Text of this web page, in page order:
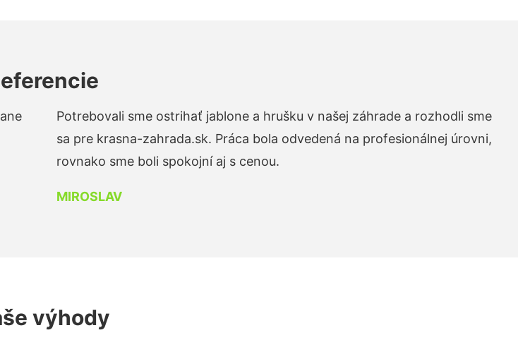
Potrebovali sme ostrihať jablone a hrušku v našej záhrade a rozhodli sme
sa pre krasna-zahrada.sk. Práca bola odvedená na profesionálnej úrovni,
rovnako sme boli spokojní aj s cenou.
MIROSLAV
výhody